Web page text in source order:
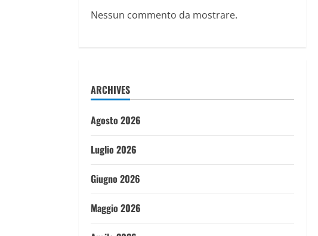
Nessun commento da mostrare.
ARCHIVES
Agosto 2026
Luglio 2026
Giugno 2026
Maggio 2026